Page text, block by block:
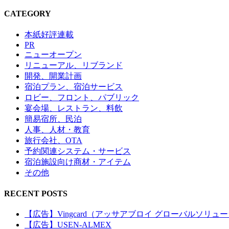
CATEGORY
本紙好評連載
PR
ニューオープン
リニューアル、リブランド
開発、開業計画
宿泊プラン、宿泊サービス
ロビー、フロント、パブリック
宴会場、レストラン、料飲
簡易宿所、民泊
人事、人材・教育
旅行会社、OTA
予約関連システム・サービス
宿泊施設向け商材・アイテム
その他
RECENT POSTS
【広告】Vingcard（アッサアブロイ グローバルソリュ
【広告】USEN-ALMEX